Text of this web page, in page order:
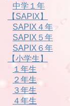
中学１年
【SAPIX】
SAPIX４年
SAPIX５年
SAPIX６年
【小学生】
１年生
２年生
３年生
４年生